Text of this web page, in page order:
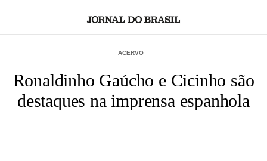
ACERVO
Ronaldinho Gaúcho e Cicinho são
destaques na imprensa espanhola